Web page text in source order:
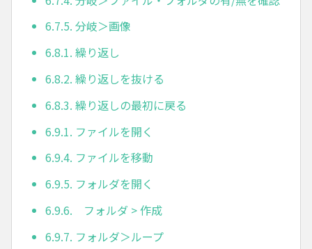
6.7.5. 分岐＞画像
6.8.1. 繰り返し
6.8.2. 繰り返しを抜ける
6.8.3. 繰り返しの最初に戻る
6.9.1. ファイルを開く
6.9.4. ファイルを移動
6.9.5. フォルダを開く
6.9.6. フォルダ > 作成
6.9.7. フォルダ＞ループ